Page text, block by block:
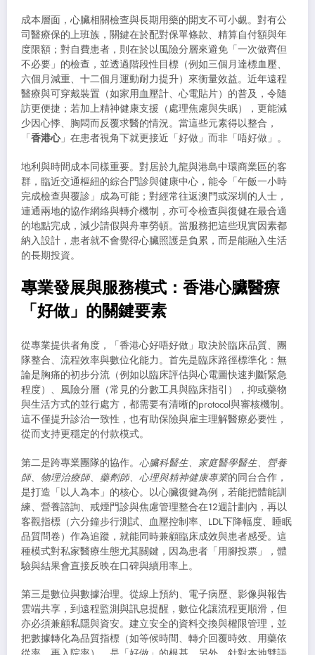
成本層面，心臟相關檢查與長期用藥的開支不可小覷。對有公
司醫療保的上班族，關鍵在於配對保單條款、精算自付額與年
度限額；對自費患者，則在於以風險分層來避免「一次做齊但
不必要」的檢查，並透過階段性目標（例如三個月達標血壓、
六個月減重、十二個月運動耐力提升）來衡量效益。近年遠程
醫療與可穿戴裝置（如家用血壓計、心電貼片）的普及，令隨
訪更便捷；若加上精神健康支援（處理焦慮與失眠），更能減
少因心悸、胸悶而反覆求醫的情況。當這些元素得以整合，
「 香港心」在患者視角下就更接近「好做」而非「唔好做」。
地利與時間成本同樣重要。對居於九龍與港島中環商業區的客
群，臨近交通樞紐的綜合門診與健康中心，能令「午飯一小時
完成檢查與覆診」成為可能；對經常往返澳門或深圳的人士，
連通兩地的協作網絡與轉介機制，亦可令檢查與復健在最合適
的地點完成，減少請假與舟車勞頓。當服務把這些現實因素都
納入設計，患者就不會覺得心臟照護是負累，而是能融入生活
的長期投資。
專業發展與服務模式：香港心臟醫療
「好做」的關鍵要素
從專業提供者角度，「香港心好唔好做」取決於臨床品質、團
隊整合、流程效率與數位化能力。首先是臨床路徑標準化：無
論是胸痛的初步分流（例如以臨床評估與心電圖快速判斷緊急
程度）、風險分層（常見的分數工具與臨床指引），抑或藥物
與生活方式的並行處方，都需要有清晰的protocol與審核機制。
這不僅提升診治一致性，也有助保險與雇主理解醫療必要性，
從而支持更穩定的付款模式。
第二是跨專業團隊的協作。 心臟科醫生、家庭醫學醫生、營養
師、物理治療師、藥劑師、心理與精神健康專業的同台合作，
是打造「以人為本」的核心。以心臟復健為例，若能把體能訓
練、營養諮詢、戒煙門診與焦慮管理整合在12週計劃內，再以
客觀指標（六分鐘步行測試、血壓控制率、LDL下降幅度、睡眠
品質問卷）作為追蹤，就能同時兼顧臨床成效與患者感受。這
種模式對私家醫療生態尤其關鍵，因為患者「用腳投票」，體
驗與結果會直接反映在口碑與續用率上。
第三是數位與數據治理。從線上預約、電子病歷、影像與報告
雲端共享，到遠程監測與訊息提醒，數位化讓流程更順滑，但
亦必須兼顧私隱與資安。建立安全的資料交換與權限管理，並
把數據轉化為品質指標（如等候時間、轉介回覆時效、用藥依